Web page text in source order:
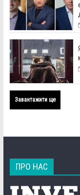
Завантажити ще
ПРО НАС